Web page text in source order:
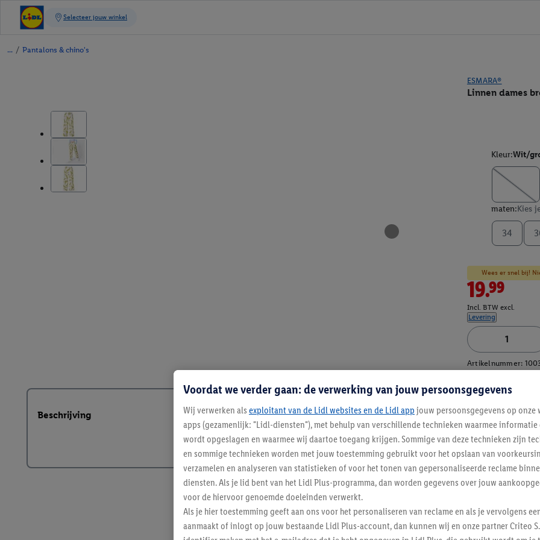
/ Pantalons & chino's
ESMARA®
Linnen dames
Kleur:Wit/
maten:Kies
34
Wees er snel bij!
19.99
Incl. BTW excl.
Levering
Artikelnummer:
Beschrijving
Voordat we verder gaan: de verwerking van jouw persoonsgegevens
Wij verwerken als exploitant van de Lidl websites en de Lidl app jouw persoonsgegevens op onze
apps (gezamenlijk: "Lidl-diensten"), met behulp van verschillende technieken waarmee
wordt opgeslagen en waarmee wij daartoe toegang krijgen. Sommige van deze technieken zijn
en sommige technieken worden met jouw toestemming gebruikt voor het opslaan van
verzamelen en analyseren van statistieken of voor het tonen van gepersonaliseerde reclame
diensten. Als je lid bent van het Lidl Plus-programma, dan worden gegevens over jouw
voor de hiervoor genoemde doeleinden verwerkt.
Als je hier toestemming geeft aan ons voor het personaliseren van reclame en als je vervolgens
aanmaakt of inlogt op jouw bestaande Lidl Plus-account, dan kunnen wij en onze partner Criteo